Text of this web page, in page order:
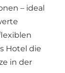
– ideal
Hotel die
in der